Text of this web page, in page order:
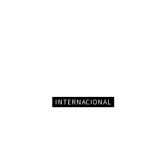
INTERNACIONAL